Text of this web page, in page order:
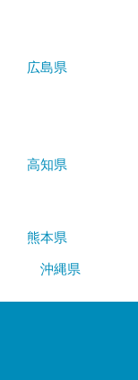
広島県
高知県
熊本県
沖縄県